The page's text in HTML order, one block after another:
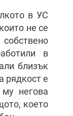
в УС
не се
в
близък
рядкост е
негова
което